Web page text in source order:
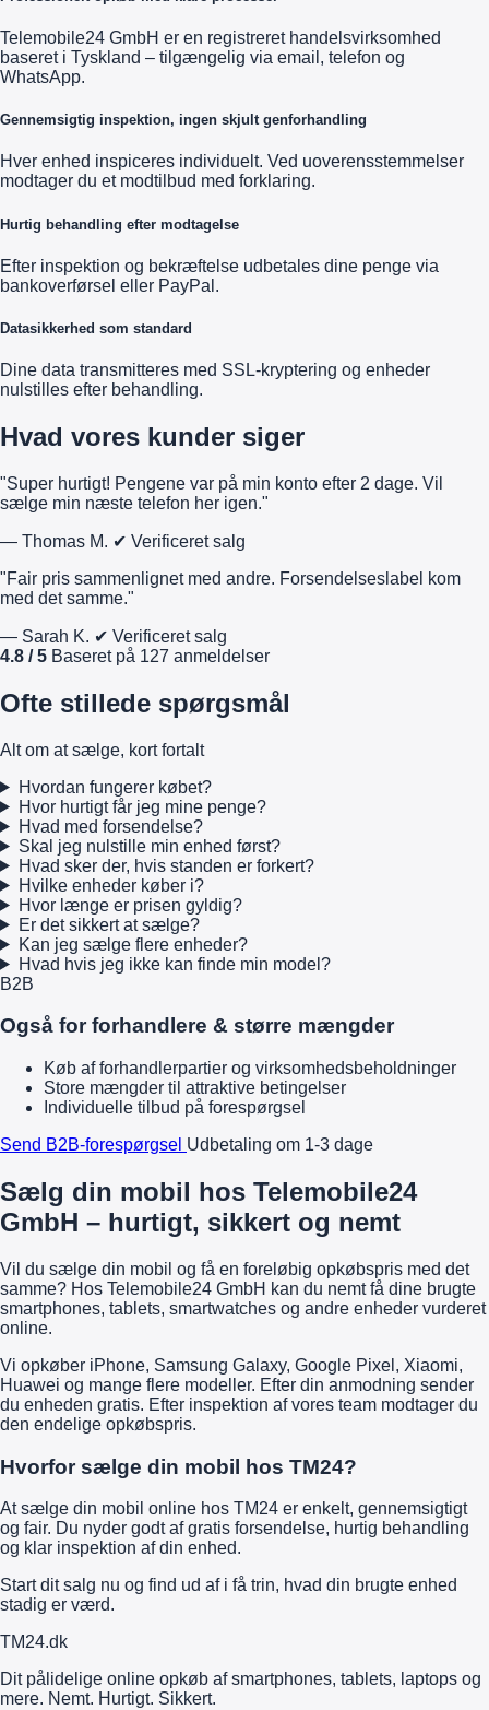
Telemobile24 GmbH er en registreret handelsvirksomhed
baseret i Tyskland – tilgængelig via email, telefon og
WhatsApp.
Gennemsigtig inspektion, ingen skjult genforhandling
Hver enhed inspiceres individuelt. Ved uoverensstemmelser
modtager du et modtilbud med forklaring.
Hurtig behandling efter modtagelse
Efter inspektion og bekræftelse udbetales dine penge via
bankoverførsel eller PayPal.
Datasikkerhed som standard
Dine data transmitteres med SSL-kryptering og enheder
nulstilles efter behandling.
Hvad vores kunder siger
"Super hurtigt! Pengene var på min konto efter 2 dage. Vil
sælge min næste telefon her igen."
— Thomas M. ✔ Verificeret salg
"Fair pris sammenlignet med andre. Forsendelseslabel kom
med det samme."
— Sarah K. ✔ Verificeret salg
4.8 / 5 Baseret på 127 anmeldelser
Ofte stillede spørgsmål
Alt om at sælge, kort fortalt
Hvordan fungerer købet?
Hvor hurtigt får jeg mine penge?
Hvad med forsendelse?
Skal jeg nulstille min enhed først?
Hvad sker der, hvis standen er forkert?
Hvilke enheder køber i?
Hvor længe er prisen gyldig?
Er det sikkert at sælge?
Kan jeg sælge flere enheder?
Hvad hvis jeg ikke kan finde min model?
B2B
Også for forhandlere & større mængder
Køb af forhandlerpartier og virksomhedsbeholdninger
Store mængder til attraktive betingelser
Individuelle tilbud på forespørgsel
Send B2B-forespørgsel Udbetaling om 1-3 dage
Sælg din mobil hos Telemobile24
GmbH – hurtigt, sikkert og nemt
Vil du sælge din mobil og få en foreløbig opkøbspris med det
samme? Hos Telemobile24 GmbH kan du nemt få dine brugte
smartphones, tablets, smartwatches og andre enheder vurderet
online.
Vi opkøber iPhone, Samsung Galaxy, Google Pixel, Xiaomi,
Huawei og mange flere modeller. Efter din anmodning sender
du enheden gratis. Efter inspektion af vores team modtager du
den endelige opkøbspris.
Hvorfor sælge din mobil hos TM24?
At sælge din mobil online hos TM24 er enkelt, gennemsigtigt
og fair. Du nyder godt af gratis forsendelse, hurtig behandling
og klar inspektion af din enhed.
Start dit salg nu og find ud af i få trin, hvad din brugte enhed
stadig er værd.
TM24.dk
Dit pålidelige online opkøb af smartphones, tablets, laptops og
mere. Nemt. Hurtigt. Sikkert.